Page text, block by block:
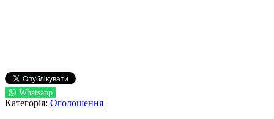
Whatsapp
Категорія: Оголошення